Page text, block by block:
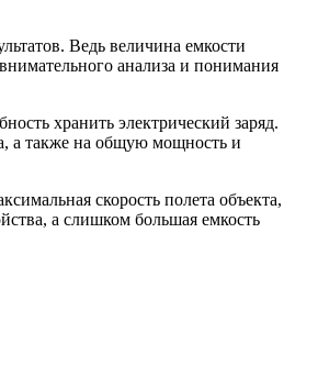
Ведь величина емкости
анализа и понимания
хранить электрический заряд.
а также на общую мощность и
скорость полета объекта,
а слишком большая емкость